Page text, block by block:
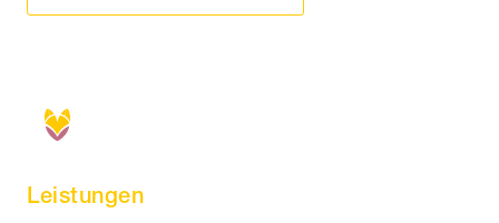
Leistungen